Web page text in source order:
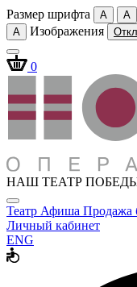
Размер шрифта A A
A
Изображения
0
НАШ ТЕАТР
Театр Афиша Продажа
Личный кабинет
ENG